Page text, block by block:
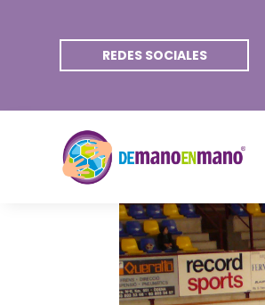
REDES SOCIALES